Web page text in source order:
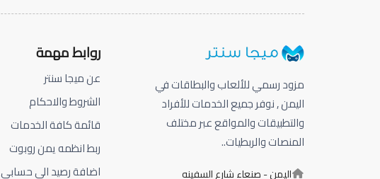
مزود رسمي للألعاب والبطاقات في
اليمن , نوفر جميع الخدمات للأفراد
والتطبيقات والمواقع عبر مختلف
المنصات والربطيات..
اليمن - صنعاء شارع السفينه
روابط مهمة
عن ميجا سنتر
الشروط والاحكام
قائمة كافة الخدمات
ربط انظمه يمن روبوت
اضافة رصيد الى حسابي